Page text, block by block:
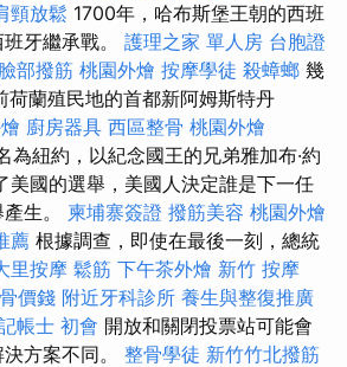
頸放鬆 1700年，哈布斯堡王朝的西班
牙繼承戰。 護理之家 單人房 台胞證
臉部撥筋 桃園外燴 按摩學徒 殺蟑螂 幾
荷蘭殖民地的首都新阿姆斯特丹
廚房器具 西區整骨 桃園外燴
紐約，以紀念國王的兄弟雅加布·約
美國的選舉，美國人決定誰是下一任
生。 柬埔寨簽證 撥筋美容 桃園外燴
薦 根據調查，即使在最後一刻，總統
里按摩 鬆筋 下午茶外燴 新竹 按摩
價錢 附近牙科診所 養生與整復推廣
帳士 初會 開放和關閉投票站可能會
方案不同。 整骨學徒 新竹竹北撥筋